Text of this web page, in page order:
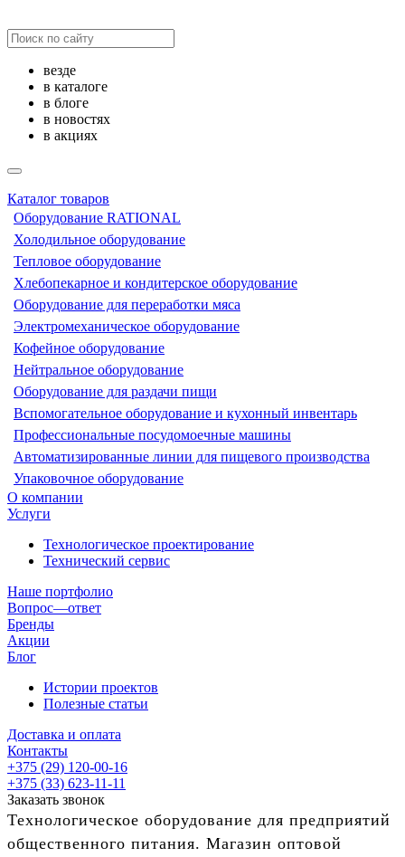
везде
в каталоге
в блоге
в новостях
в акциях
Каталог товаров
Оборудование RATIONAL
Холодильное оборудование
Тепловое оборудование
Хлебопекарное и кондитерское оборудование
Оборудование для переработки мяса
Электромеханическое оборудование
Кофейное оборудование
Нейтральное оборудование
Оборудование для раздачи пищи
Вспомогательное оборудование и кухонный инвентарь
Профессиональные посудомоечные машины
Автоматизированные линии для пищевого производства
Упаковочное оборудование
О компании
Услуги
Технологическое проектирование
Технический сервис
Наше портфолио
Вопрос—ответ
Бренды
Акции
Блог
Истории проектов
Полезные статьи
Доставка и оплата
Контакты
+375 (29) 120-00-16
+375 (33) 623-11-11
Заказать звонок
Технологическое оборудование для предприятий
общественного питания. Магазин оптовой